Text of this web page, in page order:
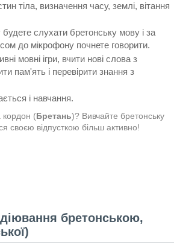
тіла, визначення часу, землі, вітання
слухати бретонську мову і за
до мікрофону почнете говорити.
мовні ігри, вчити нові слова з
пам'ять і перевірити знання з
і навчання.
кордон ( Бретань)? Вивчайте бретонську
своєю відпусткою більш активно!
бретонською,